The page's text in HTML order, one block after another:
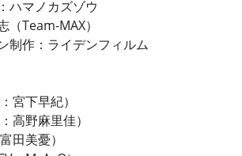
ハマノカズゾウ
（Team-MAX）
制作：ライデンフィルム
宮下早紀）
高野麻里佳）
田美憂）